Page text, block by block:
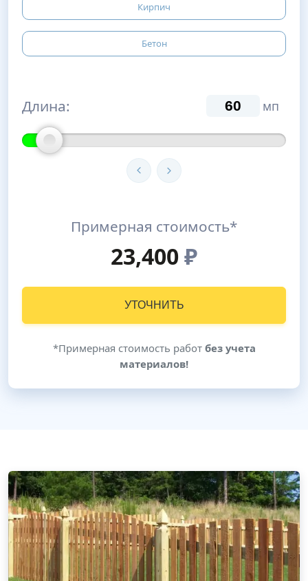
Кирпич
Бетон
Длина: мп
Примерная стоимость*
23,400₽
УТОЧНИТЬ
*Примерная стоимость работ без учета
материалов!